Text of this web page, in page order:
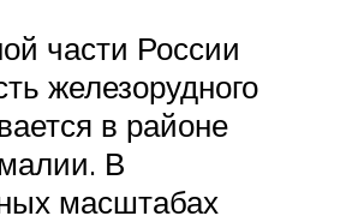
части России
железорудного
в районе
В
масштабах